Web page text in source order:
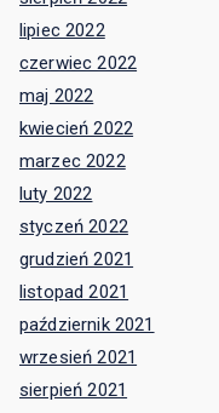
lipiec 2022
czerwiec 2022
maj 2022
kwiecień 2022
marzec 2022
luty 2022
styczeń 2022
grudzień 2021
listopad 2021
październik 2021
wrzesień 2021
sierpień 2021